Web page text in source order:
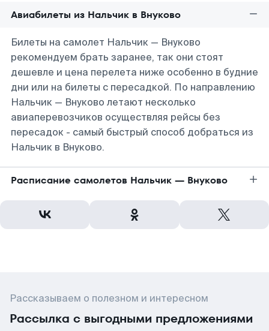
Авиабилеты из Нальчик в Внуково
Билеты на самолет Нальчик — Внуково
рекомендуем брать заранее, так они стоят
дешевле и цена перелета ниже особенно в будние
дни или на билеты с пересадкой. По направлению
Нальчик — Внуково летают несколько
авиаперевозчиков осуществляя рейсы без
пересадок - самый быстрый способ добраться из
Нальчик в Внуково.
Расписание самолетов Нальчик — Внуково
Рассказываем о полезном и интересном
Рассылка с выгодными предложениями